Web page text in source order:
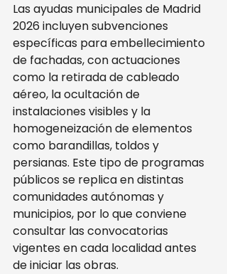
Las ayudas municipales de Madrid
2026 incluyen subvenciones
específicas para embellecimiento
de fachadas, con actuaciones
como la retirada de cableado
aéreo, la ocultación de
instalaciones visibles y la
homogeneización de elementos
como barandillas, toldos y
persianas. Este tipo de programas
públicos se replica en distintas
comunidades autónomas y
municipios, por lo que conviene
consultar las convocatorias
vigentes en cada localidad antes
de iniciar las obras.